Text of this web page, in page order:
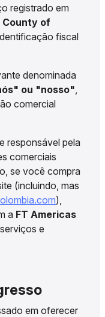
registrado em
County of
fiscal
denominada
ou "nosso",
comercial
responsável pela
comerciais
se você compra
(incluindo, mas
),
a FT Americas
e
em oferecer